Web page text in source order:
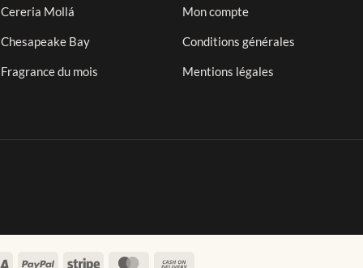
Cereria Mollá
Chesapeake Bay
Fragrance du mois
Mon compte
Conditions générales
Mentions légales
Visa PayPal Stripe MasterCard